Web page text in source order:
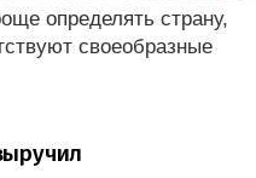
определять страну,
своеобразные